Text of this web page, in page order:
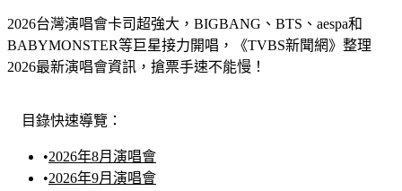
2026台灣演唱會卡司超強大，BIGBANG、BTS、aespa和
BABYMONSTER等巨星接力開唱，《TVBS新聞網》整理
•2026年8月演唱會